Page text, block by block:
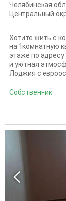
Челябинская
Центральный
Хотите жить с
на 1комнатную
этаже по адресу
и уютная
Лоджия с
Собственник